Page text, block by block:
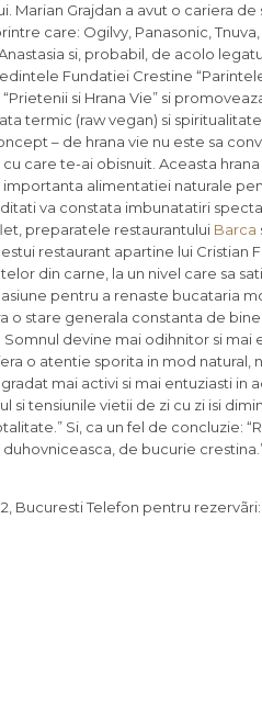
Marian Grajdan a avut o cariera
care: Ogilvy, Panasonic,
si, probabil, de acolo
Fundatiei Crestine
si Hrana Vie” si
termic (raw vegan) si
– de hrana vie nu este sa
care te-ai obisnuit. Aceasta
alimentatiei naturale
va constata imbunatatiri
preparatele restaurantului Barca
restaurant apartine lui Cristian
din carne, la un nivel care sa
pentru a renaste bucataria
o stare generala constanta de
devine mai odihnitor si
o atentie sporita in mod natural,
mai activi si mai entuziasti in
si tensiunile vietii de zi cu zi isi
Si, ca un fel de concluzie:
de bucurie
Bucuresti Telefon pentru